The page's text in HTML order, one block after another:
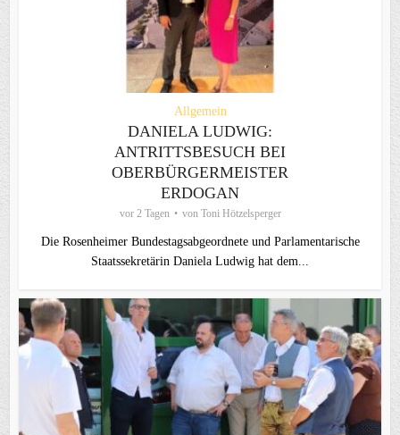
Allgemein
DANIELA LUDWIG:
ANTRITTSBESUCH BEI
OBERBÜRGERMEISTER
ERDOGAN
vor 2 Tagen von Toni Hötzelsperger
Die Rosenheimer Bundestagsabgeordnete und Parlamentarische
Staatssekretärin Daniela Ludwig hat dem...